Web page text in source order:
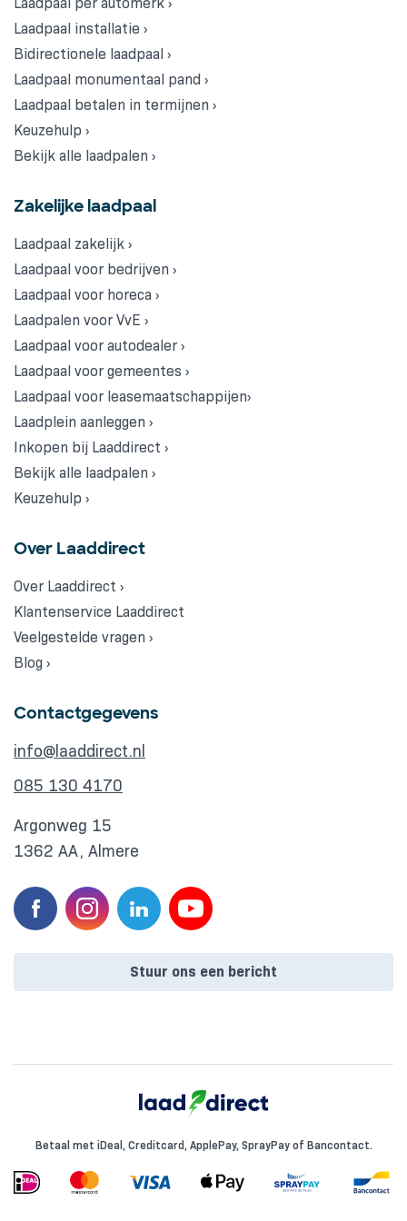
Laadpaal installatie ›
Bidirectionele laadpaal ›
Laadpaal monumentaal pand ›
Laadpaal betalen in termijnen ›
Keuzehulp ›
Bekijk alle laadpalen ›
Zakelijke laadpaal
Laadpaal zakelijk ›
Laadpaal voor bedrijven ›
Laadpaal voor horeca ›
Laadpalen voor VvE ›
Laadpaal voor autodealer ›
Laadpaal voor gemeentes ›
Laadpaal voor leasemaatschappijen›
Laadplein aanleggen ›
Inkopen bij Laaddirect ›
Bekijk alle laadpalen ›
Keuzehulp ›
Over Laaddirect
Over Laaddirect ›
Klantenservice Laaddirect
Veelgestelde vragen ›
Blog ›
Contactgegevens
info@laaddirect.nl
085 130 4170
Argonweg 15
1362 AA, Almere
Stuur ons een bericht
Betaal met iDeal, Creditcard, ApplePay, SprayPay of Bancontact.